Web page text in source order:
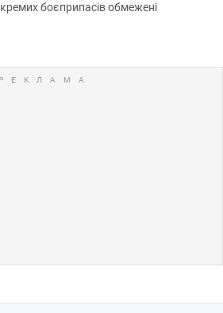
боєприпасів обмежені